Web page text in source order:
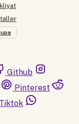
Github
Pinterest
Tiktok